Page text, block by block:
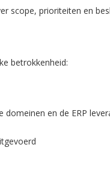
scope, prioriteiten en
betrokkenheid:
en de ERP